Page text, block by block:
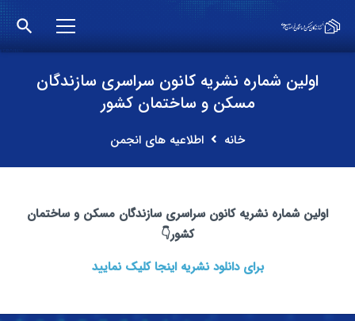
search
اولین شماره نشریه کانون سراسری سازندگان
مسکن و ساختمان کشور
خانه اطلاعیه های انجمن
اولین شماره نشریه کانون سراسری سازندگان مسکن و ساختمان
کشور👇
برای دانلود نشریه اینجا کلیک نمایید